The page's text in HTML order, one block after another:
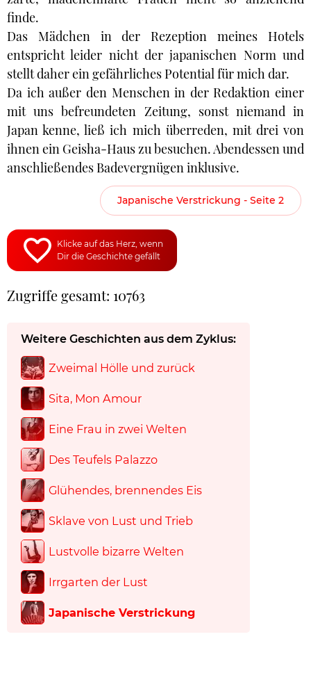
finde.
Das Mädchen in der Rezeption meines Hotels
entspricht leider nicht der japanischen Norm und
stellt daher ein gefährliches Potential für mich dar.
Da ich außer den Menschen in der Redaktion einer
mit uns befreundeten Zeitung, sonst niemand in
Japan kenne, ließ ich mich überreden, mit drei von
ihnen ein Geisha-Haus zu besuchen. Abendessen und
anschließendes Badevergnügen inklusive.
Japanische Verstrickung - Seite 2
Klicke auf das Herz, wenn
Dir die Geschichte gefällt
Zugriffe gesamt: 10763
Weitere Geschichten aus dem Zyklus:
Zweimal Hölle und zurück
Sita, Mon Amour
Eine Frau in zwei Welten
Des Teufels Palazzo
Glühendes, brennendes Eis
Sklave von Lust und Trieb
Lustvolle bizarre Welten
Irrgarten der Lust
Japanische Verstrickung